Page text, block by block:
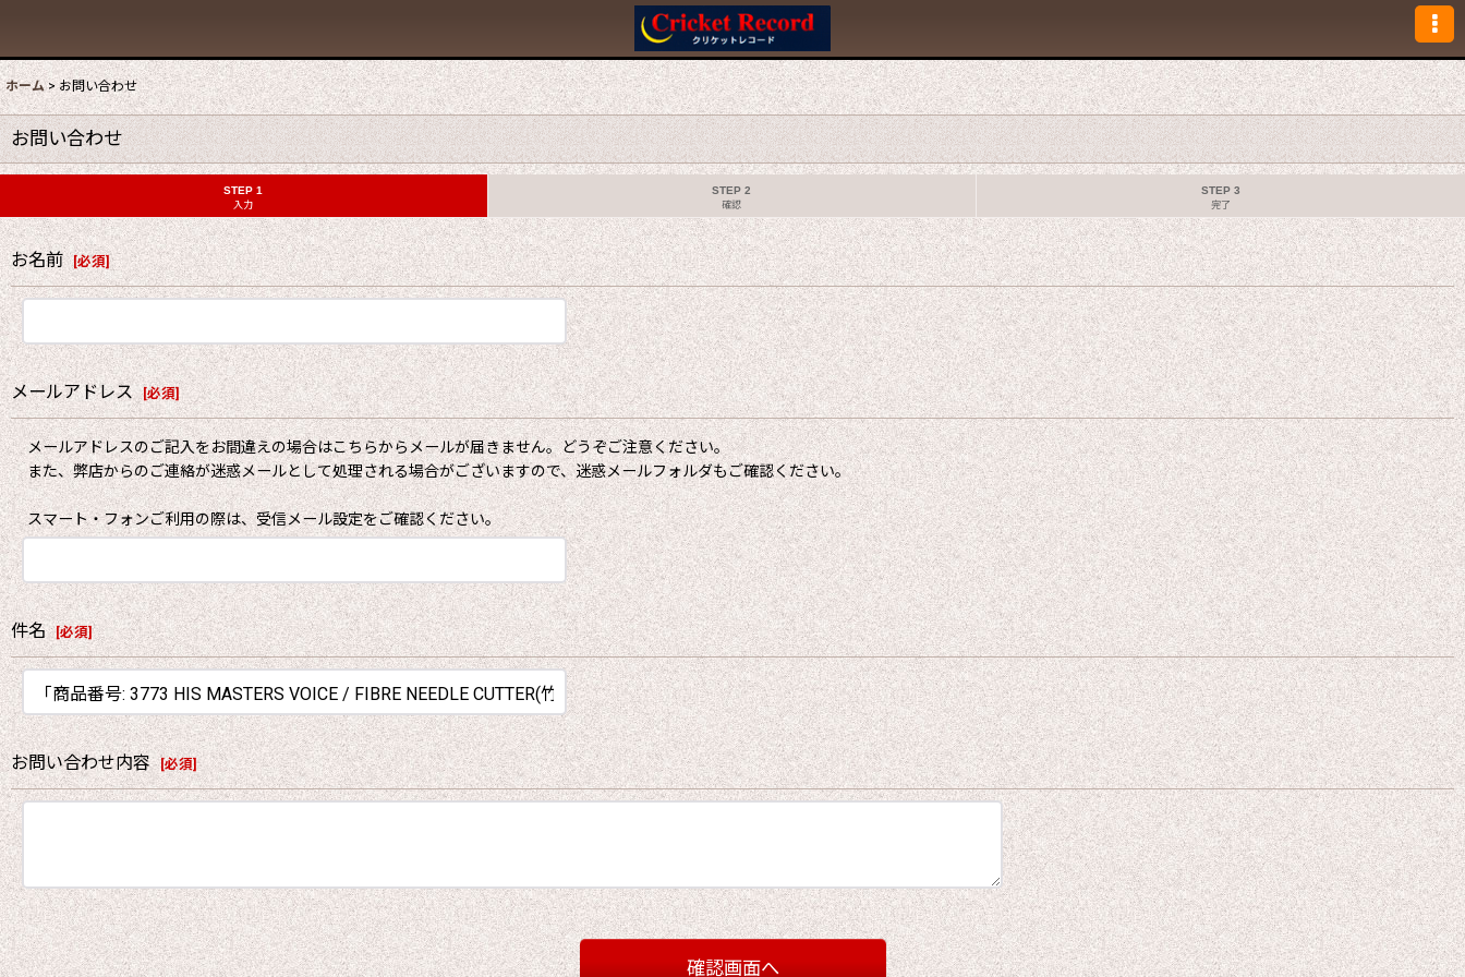
ホーム > お問い合わせ
お問い合わせ
STEP 1
入力
STEP 2
確認
STEP 3
完了
お名前 [必須]
メールアドレス [必須]
メールアドレスのご記入をお間違えの場合はこちらからメールが届きません。どうぞご注意ください。
また、弊店からのご連絡が迷惑メールとして処理される場合がございますので、迷惑メールフォルダもご確認ください。
スマート・フォンご利用の際は、受信メール設定をご確認ください。
件名 [必須]
お問い合わせ内容 [必須]
確認画面へ